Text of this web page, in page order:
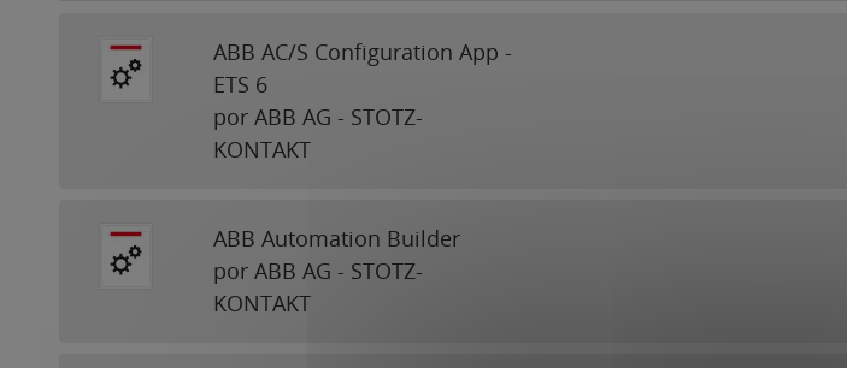
ABB AC/S Configuration App -
ETS 6
por ABB AG - STOTZ-
KONTAKT
ABB Automation Builder
por ABB AG - STOTZ-
KONTAKT